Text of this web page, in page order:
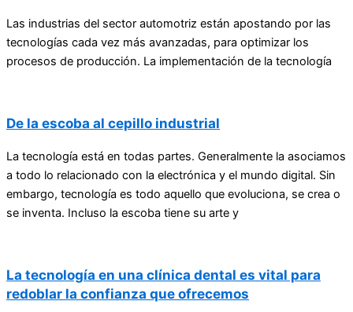
Las industrias del sector automotriz están apostando por las
tecnologías cada vez más avanzadas, para optimizar los
procesos de producción. La implementación de la tecnología
De la escoba al cepillo industrial
La tecnología está en todas partes. Generalmente la asociamos
a todo lo relacionado con la electrónica y el mundo digital. Sin
embargo, tecnología es todo aquello que evoluciona, se crea o
se inventa. Incluso la escoba tiene su arte y
La tecnología en una clínica dental es vital para
redoblar la confianza que ofrecemos